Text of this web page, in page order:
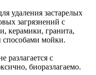
удаления застарелых
загрязнений с
керамики, гранита,
способами мойки.
разлагается с
биоразлагаемо.